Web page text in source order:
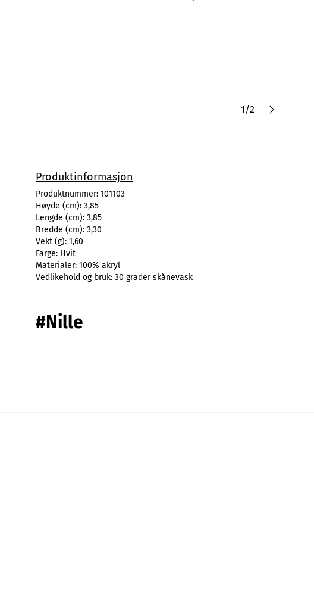
1/2
Produktinformasjon
Produktnummer: 101103
Høyde (cm): 3,85
Lengde (cm): 3,85
Bredde (cm): 3,30
Vekt (g): 1,60
Farge: Hvit
Materialer: 100% akryl
Vedlikehold og bruk: 30 grader skånevask
#Nille